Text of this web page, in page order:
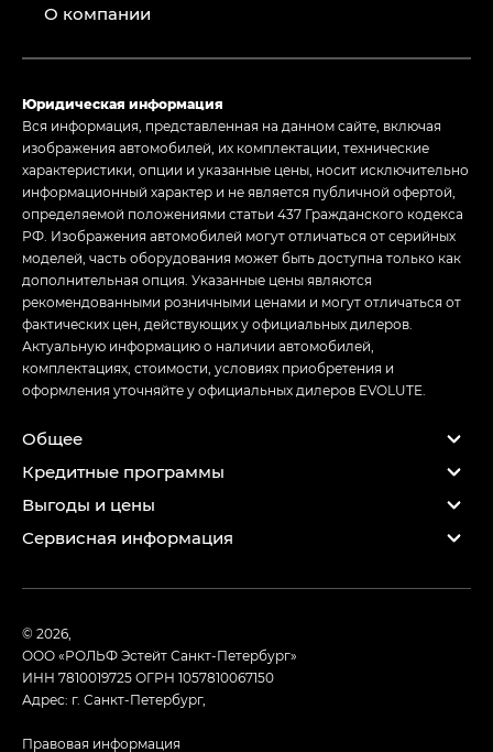
О компании
Юридическая информация
Вся информация, представленная на данном сайте, включая
изображения автомобилей, их комплектации, технические
характеристики, опции и указанные цены, носит исключительно
информационный характер и не является публичной офертой,
определяемой положениями статьи 437 Гражданского кодекса
РФ. Изображения автомобилей могут отличаться от серийных
моделей, часть оборудования может быть доступна только как
дополнительная опция. Указанные цены являются
рекомендованными розничными ценами и могут отличаться от
фактических цен, действующих у официальных дилеров.
Актуальную информацию о наличии автомобилей,
комплектациях, стоимости, условиях приобретения и
оформления уточняйте у официальных дилеров EVOLUTE.
Общее
Кредитные программы
Выгоды и цены
Сервисная информация
© 2026,
ООО «РОЛЬФ Эстейт Санкт-Петербург»
ИНН 7810019725ОГРН 1057810067150
Адрес: г. Санкт-Петербург,
Правовая информация